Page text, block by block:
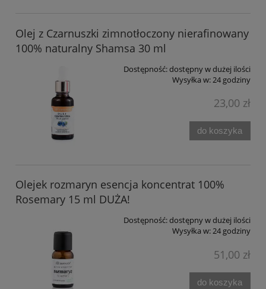
Olej z Czarnuszki zimnotłoczony nierafinowany
100% naturalny Shamsa 30 ml
Dostępność:dostępny w dużej ilości
Wysyłka w:24 godziny
23,00 zł
do koszyka
Olejek rozmaryn esencja koncentrat 100%
Rosemary 15 ml DUŻA!
Dostępność:dostępny w dużej ilości
Wysyłka w:24 godziny
51,00 zł
do koszyka